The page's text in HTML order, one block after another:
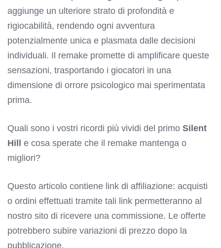
aggiunge un ulteriore strato di profondità e
rigiocabilità, rendendo ogni avventura
potenzialmente unica e plasmata dalle decisioni
individuali. Il remake promette di amplificare queste
sensazioni, trasportando i giocatori in una
dimensione di orrore psicologico mai sperimentata
prima.
Quali sono i vostri ricordi più vividi del primo Silent
Hill e cosa sperate che il remake mantenga o
migliori?
Questo articolo contiene link di affiliazione: acquisti
o ordini effettuati tramite tali link permetteranno al
nostro sito di ricevere una commissione. Le offerte
potrebbero subire variazioni di prezzo dopo la
pubblicazione.